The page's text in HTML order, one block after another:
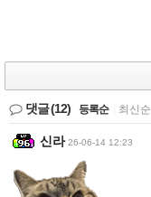
댓글(12) 등록순 최신순
신라 26-06-14 12:23